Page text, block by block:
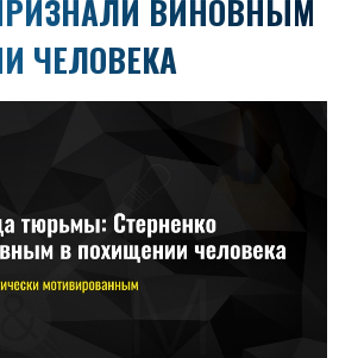
ВИНОВНЫМ
ЧЕЛОВЕКА